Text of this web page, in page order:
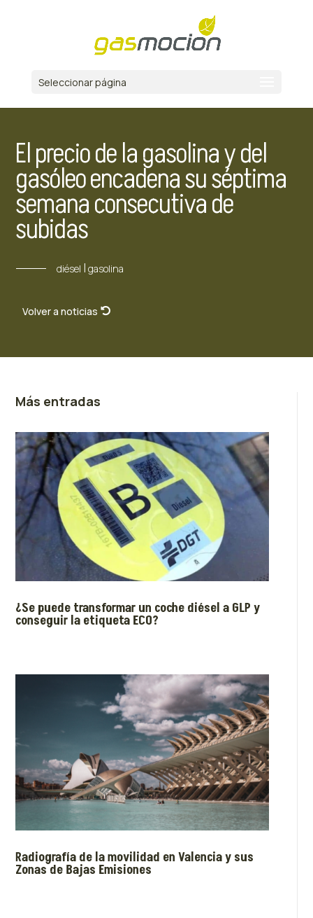
Seleccionar página
El precio de la gasolina y del
gasóleo encadena su séptima
semana consecutiva de
subidas
diésel | gasolina
Volver a noticias
Más entradas
¿Se puede transformar un coche diésel a GLP y
conseguir la etiqueta ECO?
Radiografía de la movilidad en Valencia y sus
Zonas de Bajas Emisiones